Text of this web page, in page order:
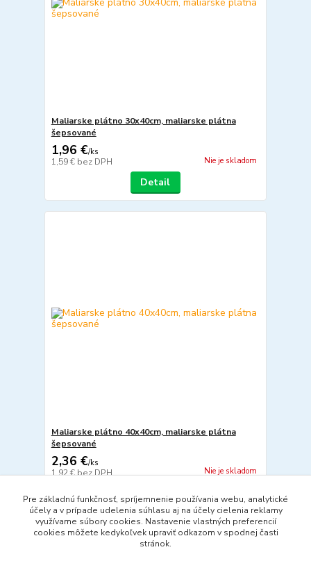
Maliarske plátno 30x40cm, maliarske plátna
šepsované
1,96 €/ks
1,59 € bez DPH Nie je skladom
Detail
Maliarske plátno 40x40cm, maliarske plátna
šepsované
2,36 €/ks
1,92 €bez DPH Nie je skladom
Detail
strana z 1
Pre základnú funkčnosť, spríjemnenie používania webu, analytické
účely a v prípade udelenia súhlasu aj na účely cielenia reklamy
využívame súbory cookies. Nastavenie vlastných preferencií
cookies môžete kedykoľvek upraviť odkazom v spodnej časti
stránok.